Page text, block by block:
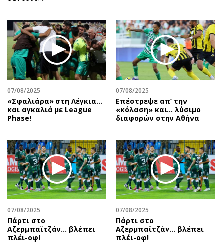
07/08/2025
«Σφαλιάρα» στη Λέγκια…
και αγκαλιά με League
Phase!
07/08/2025
Επέστρεψε απ’ την
«κόλαση» και… λύσιμο
διαφορών στην Αθήνα
07/08/2025
Πάρτι στο
Αζερμπαϊτζάν… βλέπει
πλέι-οφ!
07/08/2025
Πάρτι στο
Αζερμπαϊτζάν… βλέπει
πλέι-οφ!